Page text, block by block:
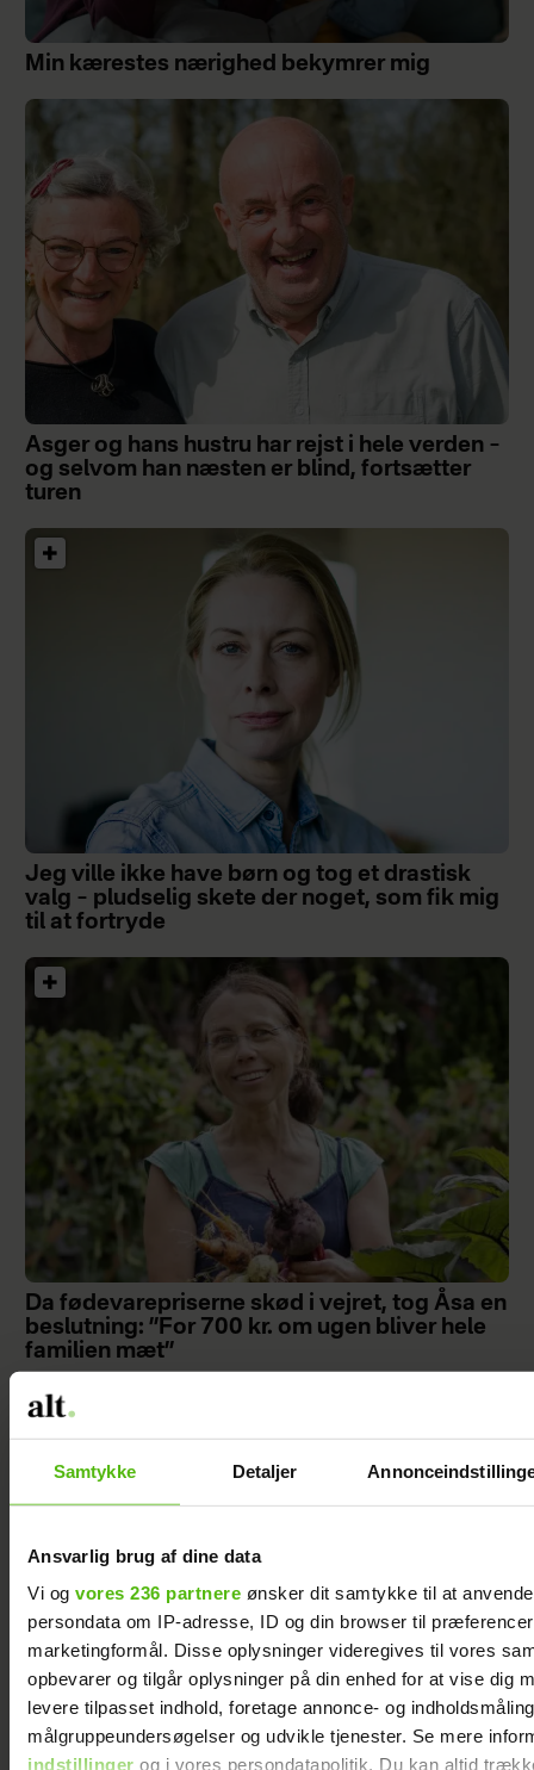
Samtykke Detaljer
Ansvarlig brug af dine data
Vi og vores 236 partnere ønsker dit samtykke til at
persondata om IP-adresse, ID og din browser til
marketingformål. Disse oplysninger videregives til vores
opbevarer og tilgår oplysninger på din enhed for at vise dig
levere tilpasset indhold, foretage annonce- og
målgruppeundersøgelser og udvikle tjenester. Se mere
indstillinger og i vores persondatapolitik. Du kan altid
Min kærestes nærighed bekymrer mig
Asger og hans hustru har rejst i hele verden –
og selvom han næsten er blind, fortsætter
turen
Jeg ville ikke have børn og tog et drastisk
valg – pludselig skete der noget, som fik mig
til at fortryde
Da fødevarepriserne skød i vejret, tog Åsa en
beslutning: ”For 700 kr. om ugen bliver hele
familien mæt”
hun aldrig
havde
forestillet sig,
hun ville få